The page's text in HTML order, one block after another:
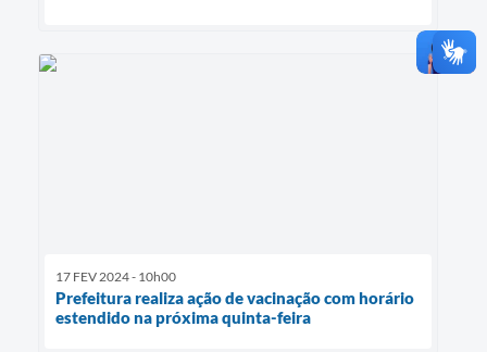
17 FEV 2024 - 10h00
Prefeitura realiza ação de vacinação com horário
estendido na próxima quinta-feira